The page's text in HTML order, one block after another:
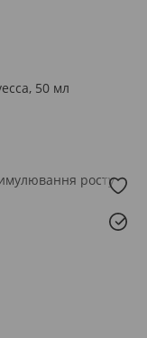
50 мл